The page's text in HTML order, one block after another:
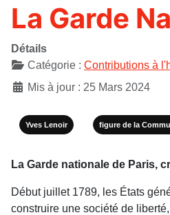
La Garde
Détails
Catégorie : Contributions à
Mis à jour : 25 Mars 2024
Yves Lenoir figure de la
La Garde nationale de Paris,
Début juillet 1789, les États
construire une société de